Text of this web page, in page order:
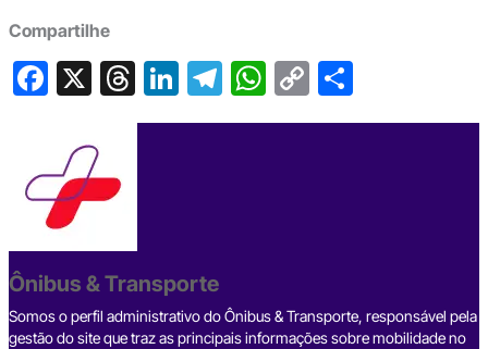
Compartilhe
F
e
b
o
o
k
X T
hr
s
Li
n
T
el
W
h
C
o
S
h
Ônibus & Transporte
Somos o perfil administrativo do Ônibus & Transporte, responsável pela
gestão do site que traz as principais informações sobre mobilidade no